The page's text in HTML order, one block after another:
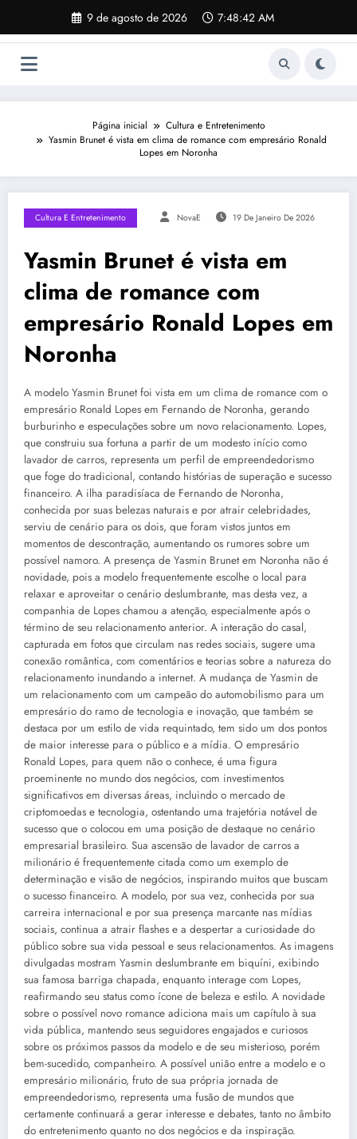
o
9 de agosto de 2026 7:48:43 AM
Página inicial
Cultura e Entretenimento
Yasmin Brunet é vista em clima de romance com empresário Ronald
Lopes em Noronha
Cultura E Entretenimento NovaE 19 De Janeiro De 2026
Yasmin Brunet é vista em
clima de romance com
empresário Ronald Lopes em
Noronha
A modelo Yasmin Brunet foi vista em um clima de romance com o
empresário Ronald Lopes em Fernando de Noronha, gerando
burburinho e especulações sobre um novo relacionamento. Lopes,
que construiu sua fortuna a partir de um modesto início como
lavador de carros, representa um perfil de empreendedorismo
que foge do tradicional, contando histórias de superação e sucesso
financeiro. A ilha paradisíaca de Fernando de Noronha,
conhecida por suas belezas naturais e por atrair celebridades,
serviu de cenário para os dois, que foram vistos juntos em
momentos de descontração, aumentando os rumores sobre um
possível namoro. A presença de Yasmin Brunet em Noronha não é
novidade, pois a modelo frequentemente escolhe o local para
relaxar e aproveitar o cenário deslumbrante, mas desta vez, a
companhia de Lopes chamou a atenção, especialmente após o
término de seu relacionamento anterior. A interação do casal,
capturada em fotos que circulam nas redes sociais, sugere uma
conexão romântica, com comentários e teorias sobre a natureza do
relacionamento inundando a internet. A mudança de Yasmin de
um relacionamento com um campeão do automobilismo para um
empresário do ramo de tecnologia e inovação, que também se
destaca por um estilo de vida requintado, tem sido um dos pontos
de maior interesse para o público e a mídia. O empresário
Ronald Lopes, para quem não o conhece, é uma figura
proeminente no mundo dos negócios, com investimentos
significativos em diversas áreas, incluindo o mercado de
criptomoedas e tecnologia, ostentando uma trajetória notável de
sucesso que o colocou em uma posição de destaque no cenário
empresarial brasileiro. Sua ascensão de lavador de carros a
milionário é frequentemente citada como um exemplo de
determinação e visão de negócios, inspirando muitos que buscam
o sucesso financeiro. A modelo, por sua vez, conhecida por sua
carreira internacional e por sua presença marcante nas mídias
sociais, continua a atrair flashes e a despertar a curiosidade do
público sobre sua vida pessoal e seus relacionamentos. As imagens
divulgadas mostram Yasmin deslumbrante em biquíni, exibindo
sua famosa barriga chapada, enquanto interage com Lopes,
reafirmando seu status como ícone de beleza e estilo. A novidade
sobre o possível novo romance adiciona mais um capítulo à sua
vida pública, mantendo seus seguidores engajados e curiosos
sobre os próximos passos da modelo e de seu misterioso, porém
bem-sucedido, companheiro. A possível união entre a modelo e o
empresário milionário, fruto de sua própria jornada de
empreendedorismo, representa uma fusão de mundos que
certamente continuará a gerar interesse e debates, tanto no âmbito
do entretenimento quanto no dos negócios e da inspiração.